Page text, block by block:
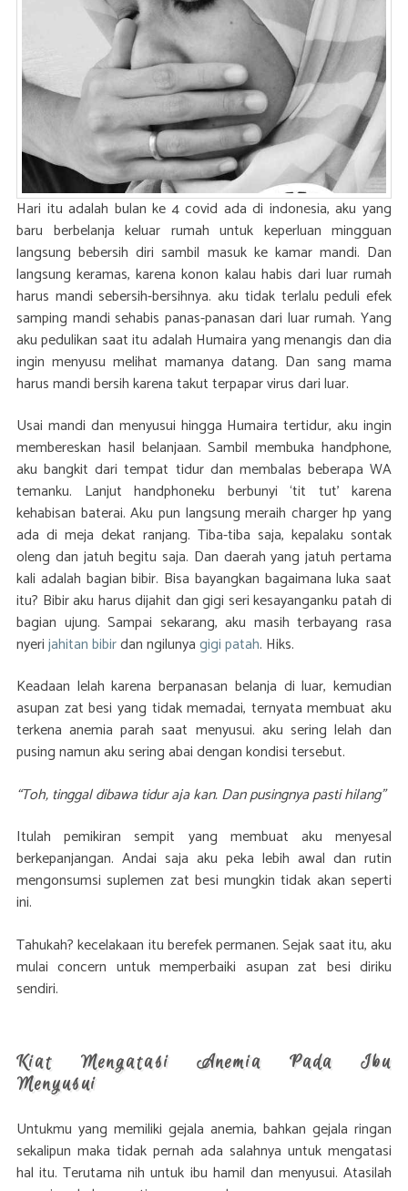
Hari itu adalah bulan ke 4 covid ada di indonesia, aku yang
baru berbelanja keluar rumah untuk keperluan mingguan
langsung bebersih diri sambil masuk ke kamar mandi. Dan
langsung keramas, karena konon kalau habis dari luar rumah
harus mandi sebersih-bersihnya. aku tidak terlalu peduli efek
samping mandi sehabis panas-panasan dari luar rumah. Yang
aku pedulikan saat itu adalah Humaira yang menangis dan dia
ingin menyusu melihat mamanya datang. Dan sang mama
harus mandi bersih karena takut terpapar virus dari luar.
Usai mandi dan menyusui hingga Humaira tertidur, aku ingin
membereskan hasil belanjaan. Sambil membuka handphone,
aku bangkit dari tempat tidur dan membalas beberapa WA
temanku. Lanjut handphoneku berbunyi ‘tit tut’ karena
kehabisan baterai. Aku pun langsung meraih charger hp yang
ada di meja dekat ranjang. Tiba-tiba saja, kepalaku sontak
oleng dan jatuh begitu saja. Dan daerah yang jatuh pertama
kali adalah bagian bibir. Bisa bayangkan bagaimana luka saat
itu? Bibir aku harus dijahit dan gigi seri kesayanganku patah di
bagian ujung. Sampai sekarang, aku masih terbayang rasa
nyerijahitan bibirdan ngilunyagigi patah. Hiks.
Keadaan lelah karena berpanasan belanja di luar, kemudian
asupan zat besi yang tidak memadai, ternyata membuat aku
terkena anemia parah saat menyusui. aku sering lelah dan
pusing namun aku sering abai dengan kondisi tersebut.
“Toh, tinggal dibawa tidur aja kan. Dan pusingnya pasti hilang”
Itulah pemikiran sempit yang membuat aku menyesal
berkepanjangan. Andai saja aku peka lebih awal dan rutin
mengonsumsi suplemen zat besi mungkin tidak akan seperti
ini.
Tahukah? kecelakaan itu berefek permanen. Sejak saat itu, aku
mulai concern untuk memperbaiki asupan zat besi diriku
sendiri.
Kiat Mengatasi Anemia Pada Ibu
Menyusui
Untukmu yang memiliki gejala anemia, bahkan gejala ringan
sekalipun maka tidak pernah ada salahnya untuk mengatasi
hal itu. Terutama nih untuk ibu hamil dan menyusui. Atasilah